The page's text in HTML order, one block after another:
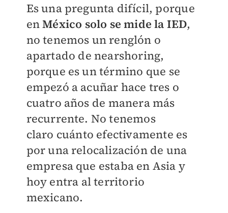
Es una pregunta difícil, porque
enMéxico solo se mide la IED,
no tenemos un renglón o
apartado de nearshoring,
porque es un término que se
empezó a acuñar hace tres o
cuatro años de manera más
recurrente. No tenemos
claro cuánto efectivamente es
por una relocalización de una
empresa que estaba en Asia y
hoy entra al territorio
mexicano.